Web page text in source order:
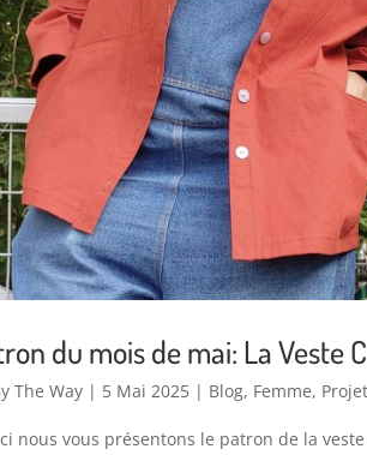
du mois de mai: La Veste
The Way | 5 Mai 2025 | Blog, Femme,
nous vous présentons le patron de la